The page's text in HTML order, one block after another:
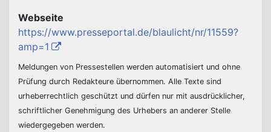
Webseite
https://www.presseportal.de/blaulicht/nr/11559?
amp=1
Meldungen von Pressestellen werden automatisiert und ohne
Prüfung durch Redakteure übernommen. Alle Texte sind
urheberrechtlich geschützt und dürfen nur mit ausdrücklicher,
schriftlicher Genehmigung des Urhebers an anderer Stelle
wiedergegeben werden.